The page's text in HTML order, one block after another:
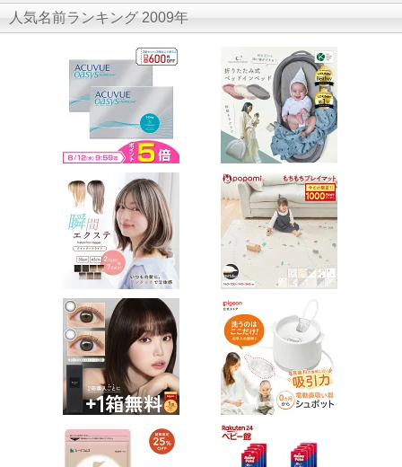
人気名前ランキング 2009年